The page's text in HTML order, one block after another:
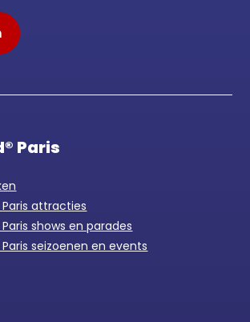
Paris
attracties
shows en parades
seizoenen en events